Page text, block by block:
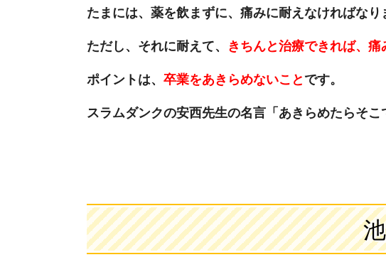
たまには、薬を飲まずに、痛みに耐えなければなり
ただし、それに耐えて、 きちんと治療できれば、
ポイントは、 卒業をあきらめないことです。
スラムダンクの安西先生の名言「あきらめたらそこ